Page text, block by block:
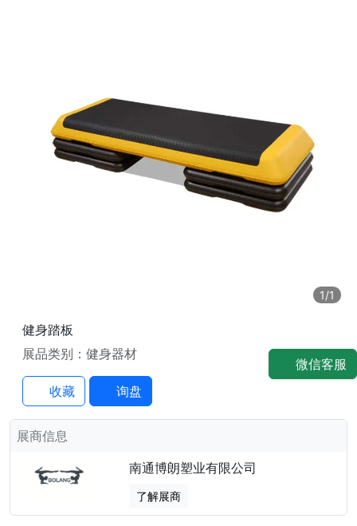
1/1
健身踏板
展品类别：健身器材
收藏 询盘
展商信息
南通博朗塑业有限公司
了解展商
微信客服